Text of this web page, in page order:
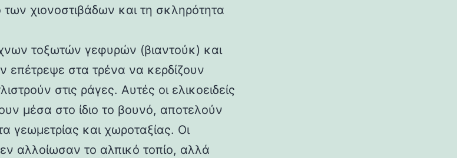
χιονοστιβάδων και τη σκληρότητα
τοξωτών γεφυρών (βιαντούκ) και
επέτρεψε στα τρένα να κερδίζουν
στις ράγες. Αυτές οι ελικοειδείς
μέσα στο ίδιο το βουνό, αποτελούν
γεωμετρίας και χωροταξίας. Οι
αλλοίωσαν το αλπικό τοπίο, αλλά